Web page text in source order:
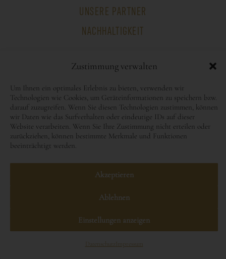
Zustimmung verwalten
Um Ihnen ein optimales Erlebnis zu bieten, verwenden wir
Technologien wie Cookies, um Geräteinformationen zu speichern bzw.
darauf zuzugreifen. Wenn Sie diesen Technologien zustimmen, können
wir Daten wie das Surfverhalten oder eindeutige IDs auf dieser
Website verarbeiten. Wenn Sie Ihre Zustimmung nicht erteilen oder
zurückziehen, können bestimmte Merkmale und Funktionen
beeinträchtigt werden.
Akzeptieren
Ablehnen
Einstellungen anzeigen
Datenschutz Impressum
UNSERE PARTNER
NACHHALTIGKEIT
A-8430 Leibnitz, Seggauberg
1, Telefon+43 3452 82435 0,
schloss@seggau.com